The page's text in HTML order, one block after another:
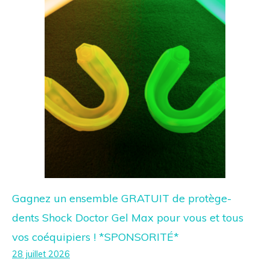
Gagnez un ensemble GRATUIT de protège-
dents Shock Doctor Gel Max pour vous et tous
vos coéquipiers ! *SPONSORITÉ*
28 juillet 2026